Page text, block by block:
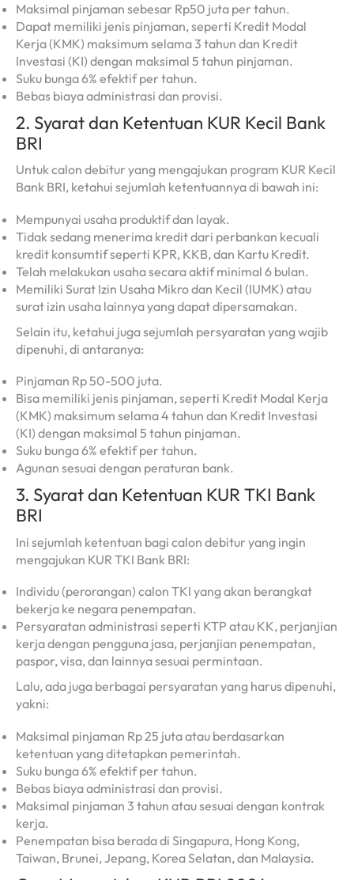
Maksimal pinjaman sebesar Rp50 juta per tahun.
Dapat memiliki jenis pinjaman, seperti Kredit Modal
Kerja (KMK) maksimum selama 3 tahun dan Kredit
Investasi (KI) dengan maksimal 5 tahun pinjaman.
Suku bunga 6% efektif per tahun.
Bebas biaya administrasi dan provisi.
2. Syarat dan Ketentuan KUR Kecil Bank
BRI
Untuk calon debitur yang mengajukan program KUR Kecil
Bank BRI, ketahui sejumlah ketentuannya di bawah ini:
Mempunyai usaha produktif dan layak.
Tidak sedang menerima kredit dari perbankan kecuali
kredit konsumtif seperti KPR, KKB, dan Kartu Kredit.
Telah melakukan usaha secara aktif minimal 6 bulan.
Memiliki Surat Izin Usaha Mikro dan Kecil (IUMK) atau
surat izin usaha lainnya yang dapat dipersamakan.
Selain itu, ketahui juga sejumlah persyaratan yang wajib
dipenuhi, di antaranya:
Pinjaman Rp 50-500 juta.
Bisa memiliki jenis pinjaman, seperti Kredit Modal Kerja
(KMK) maksimum selama 4 tahun dan Kredit Investasi
(KI) dengan maksimal 5 tahun pinjaman.
Suku bunga 6% efektif per tahun.
Agunan sesuai dengan peraturan bank.
3. Syarat dan Ketentuan KUR TKI Bank
BRI
Ini sejumlah ketentuan bagi calon debitur yang ingin
mengajukan KUR TKI Bank BRI:
Individu (perorangan) calon TKI yang akan berangkat
bekerja ke negara penempatan.
Persyaratan administrasi seperti KTP atau KK, perjanjian
kerja dengan pengguna jasa, perjanjian penempatan,
paspor, visa, dan lainnya sesuai permintaan.
Lalu, ada juga berbagai persyaratan yang harus dipenuhi,
yakni:
Maksimal pinjaman Rp 25 juta atau berdasarkan
ketentuan yang ditetapkan pemerintah.
Suku bunga 6% efektif per tahun.
Bebas biaya administrasi dan provisi.
Maksimal pinjaman 3 tahun atau sesuai dengan kontrak
kerja.
Penempatan bisa berada di Singapura, Hong Kong,
Taiwan, Brunei, Jepang, Korea Selatan, dan Malaysia.